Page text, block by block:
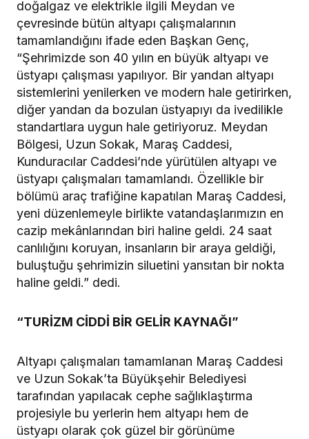
doğalgaz ve elektrikle ilgili Meydan ve
çevresinde bütün altyapı çalışmalarının
tamamlandığını ifade eden Başkan Genç,
“Şehrimizde son 40 yılın en büyük altyapı ve
üstyapı çalışması yapılıyor. Bir yandan altyapı
sistemlerini yenilerken ve modern hale getirirken,
diğer yandan da bozulan üstyapıyı da ivedilikle
standartlara uygun hale getiriyoruz. Meydan
Bölgesi, Uzun Sokak, Maraş Caddesi,
Kunduracılar Caddesi’nde yürütülen altyapı ve
üstyapı çalışmaları tamamlandı. Özellikle bir
bölümü araç trafiğine kapatılan Maraş Caddesi,
yeni düzenlemeyle birlikte vatandaşlarımızın en
cazip mekânlarından biri haline geldi. 24 saat
canlılığını koruyan, insanların bir araya geldiği,
buluştuğu şehrimizin siluetini yansıtan bir nokta
haline geldi.” dedi.
“TURİZM CİDDİ BİR GELİR KAYNAĞI”
Altyapı çalışmaları tamamlanan Maraş Caddesi
ve Uzun Sokak’ta Büyükşehir Belediyesi
tarafından yapılacak cephe sağlıklaştırma
projesiyle bu yerlerin hem altyapı hem de
üstyapı olarak çok güzel bir görünüme